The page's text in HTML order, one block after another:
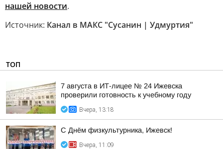
нашей новости.
Источник: Канал в МАКС "Сусанин | Удмуртия"
ТОП
7 августа в ИТ-лицее № 24 Ижевска
проверили готовность к учебному году
Вчера, 13:18
С Днём физкультурника, Ижевск!
Вчера, 11:09